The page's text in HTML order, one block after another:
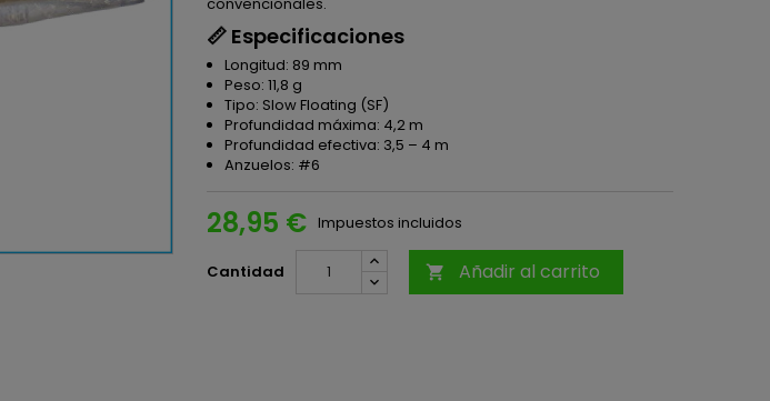
📏 Especificaciones
Longitud: 89 mm
Peso: 11,8 g
Tipo: Slow Floating (SF)
Profundidad máxima: 4,2 m
Profundidad efectiva: 3,5 – 4 m
Anzuelos: #6
28,95 € Impuestos incluidos
Cantidad  Añadir al carrito